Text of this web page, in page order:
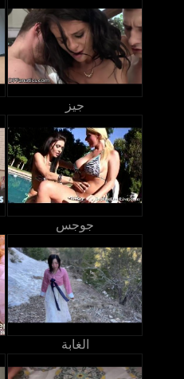
جيز
جوجس
الغابة